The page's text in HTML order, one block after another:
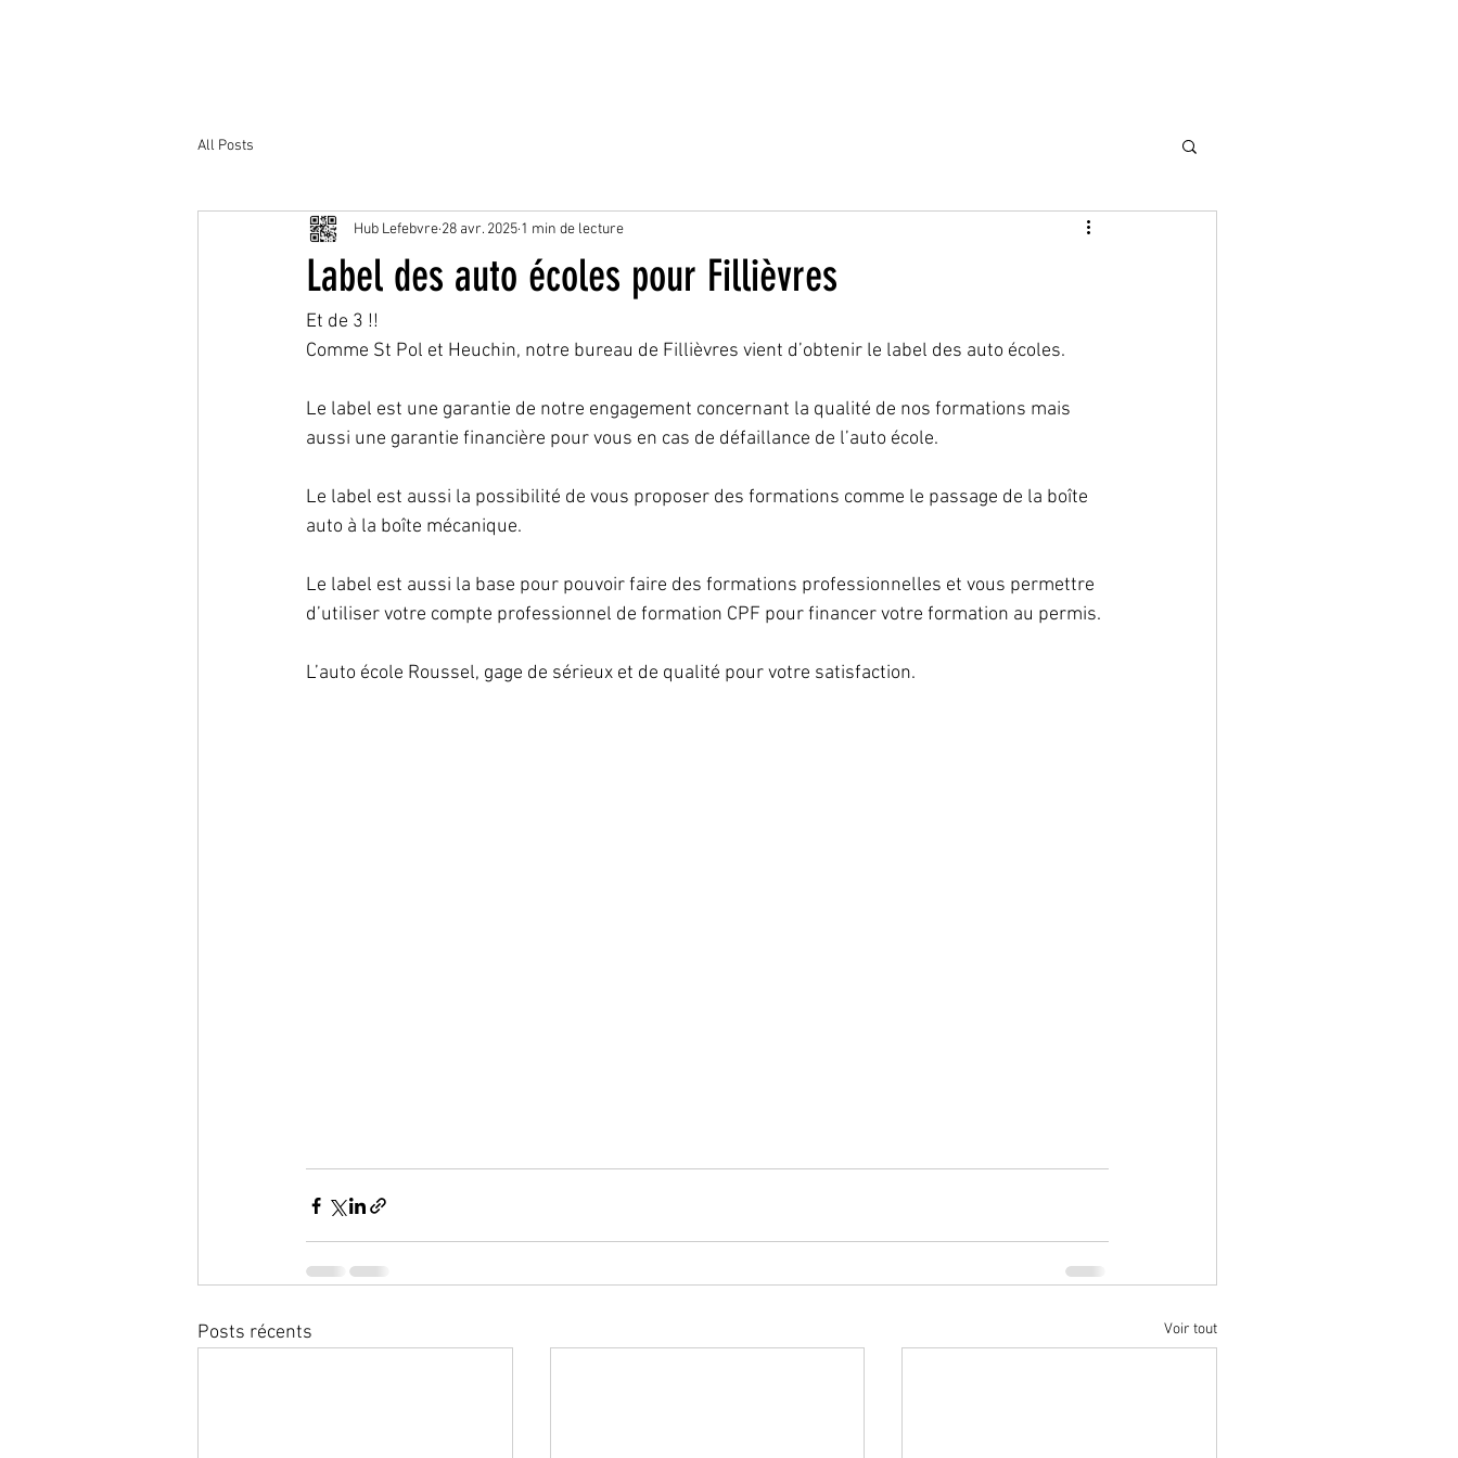
All Posts
Label des auto écoles pour Fillièvres
Hub Lefebvre 28 avr. 2025 1 min de lecture
Et de 3 !!
Comme St Pol et Heuchin, notre bureau de Fillièvres vient d’obtenir le label des auto écoles.
Le label est une garantie de notre engagement concernant la qualité de nos formations mais
aussi une garantie financière pour vous en cas de défaillance de l’auto école.
Le label est aussi la possibilité de vous proposer des formations comme le passage de la boîte
auto à la boîte mécanique.
Le label est aussi la base pour pouvoir faire des formations professionnelles et vous permettre
d’utiliser votre compte professionnel de formation CPF pour financer votre formation au permis.
L’auto école Roussel, gage de sérieux et de qualité pour votre satisfaction.
Posts récents Voir tout